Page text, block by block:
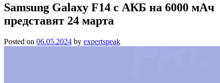
Samsung Galaxy F14 c АКБ на 6000 мАч
представят 24 марта
Posted on 06.05.2024 by expertspeak